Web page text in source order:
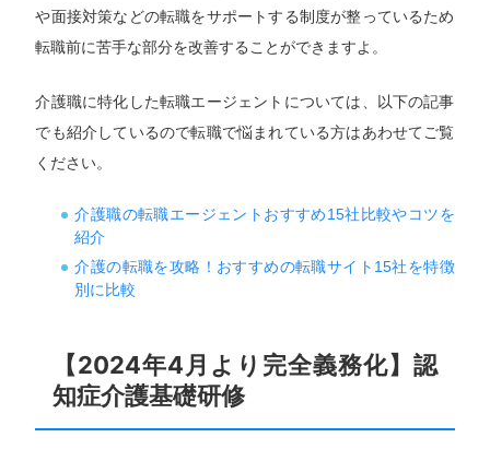
や面接対策などの転職をサポートする制度が整っているため
転職前に苦手な部分を改善することができますよ。
介護職に特化した転職エージェントについては、以下の記事
でも紹介しているので転職で悩まれている方はあわせてご覧
ください。
介護職の転職エージェントおすすめ15社比較やコツを
紹介
介護の転職を攻略！おすすめの転職サイト15社を特徴
別に比較
【2024年4月より完全義務化】認
知症介護基礎研修